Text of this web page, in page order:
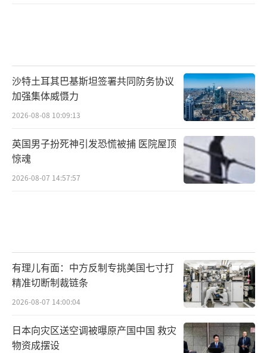
沙特土耳其巴基斯坦签署共同防务协议
加强集体威慑力
2026-08-08 10:09:13
英国男子扮死神引发恐慌被捕 医院屋顶
惊魂
2026-08-07 14:57:57
有理儿有面：中方反制专挑美国七寸打
精准切断制裁链条
2026-08-07 14:00:04
日本向灾区送空调被曝原产国中国 救灾
物资成摆设